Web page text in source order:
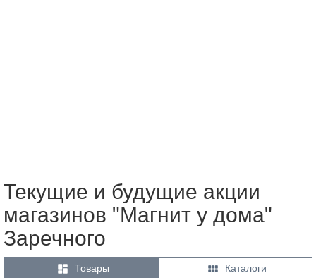
Текущие и будущие акции
магазинов "Магнит у дома"
Заречного
 Товары  Каталоги